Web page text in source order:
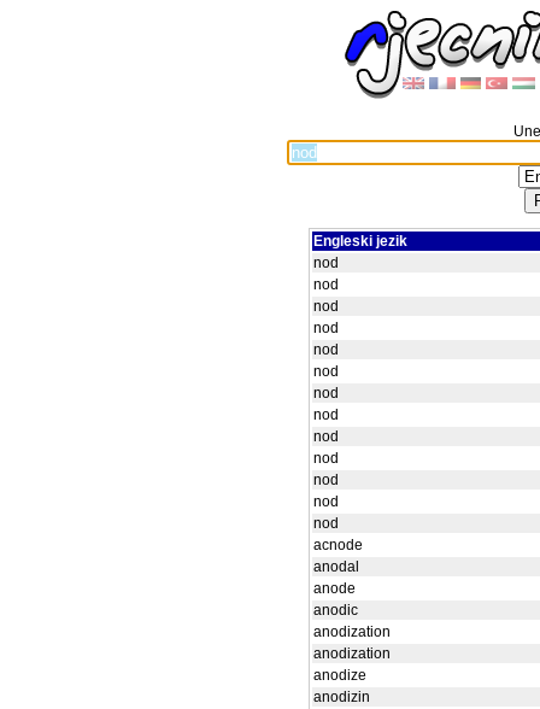
Engleski jezik
nod
nod
nod
nod
nod
nod
nod
nod
nod
nod
nod
nod
nod
acnode
anodal
anode
anodic
anodization
anodization
anodize
anodizin